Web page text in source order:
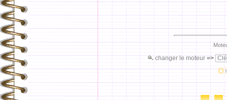
changer le moteur=>